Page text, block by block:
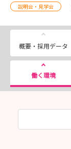
説明会・見学会
概要・採用データ
働く環境